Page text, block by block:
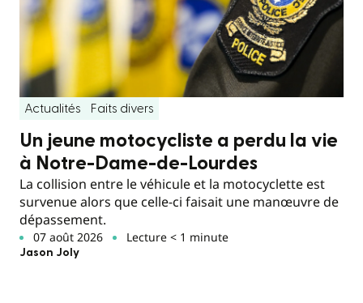
Actualités Faits divers
Un jeune motocycliste a perdu la vie
à Notre-Dame-de-Lourdes
La collision entre le véhicule et la motocyclette est
survenue alors que celle-ci faisait une manœuvre de
dépassement.
07 août 2026 Lecture < 1 minute
Jason Joly